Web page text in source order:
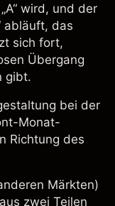
wird, und der
abläuft, das
sich fort,
Übergang
gibt.
bei der
Monat-
Richtung des
Märkten)
zwei Teilen